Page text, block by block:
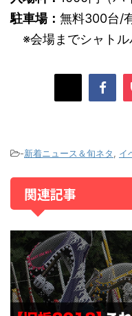
駐車場： 無料300台/
※会場までシャトル
-新着ニュース＆旬ネタ, イ
関連記事